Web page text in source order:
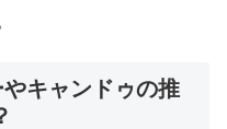
やキャンドゥの推